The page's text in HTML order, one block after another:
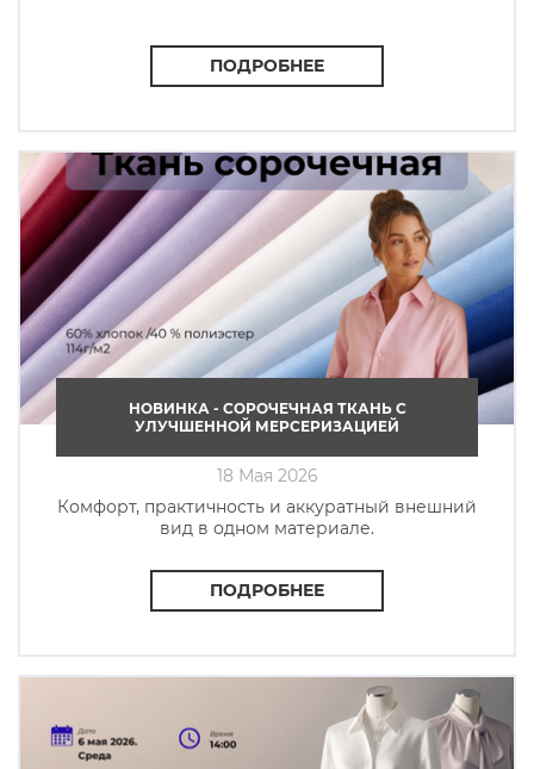
ПОДРОБНЕЕ
НОВИНКА - СОРОЧЕЧНАЯ ТКАНЬ C
УЛУЧШЕННОЙ МЕРСЕРИЗАЦИЕЙ
18 Мая 2026
Комфорт, практичность и аккуратный внешний
вид в одном материале.
ПОДРОБНЕЕ